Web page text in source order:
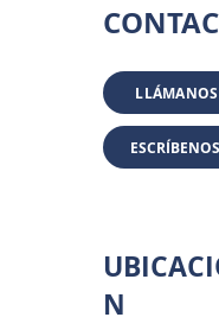
LLÁMANOS
ESCRÍBENOS
N